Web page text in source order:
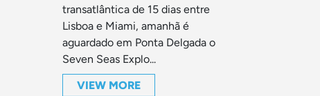
transatlântica de 15 dias entre
Lisboa e Miami, amanhã é
aguardado em Ponta Delgada o
Seven Seas Explo...
VIEW MORE